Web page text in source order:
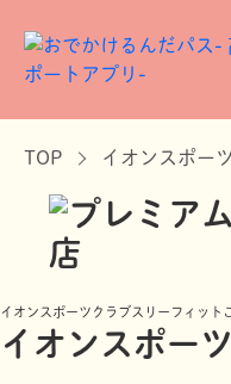
TOP イオンスポー
イオンスポーツクラブスリーフィット
イオンスポー